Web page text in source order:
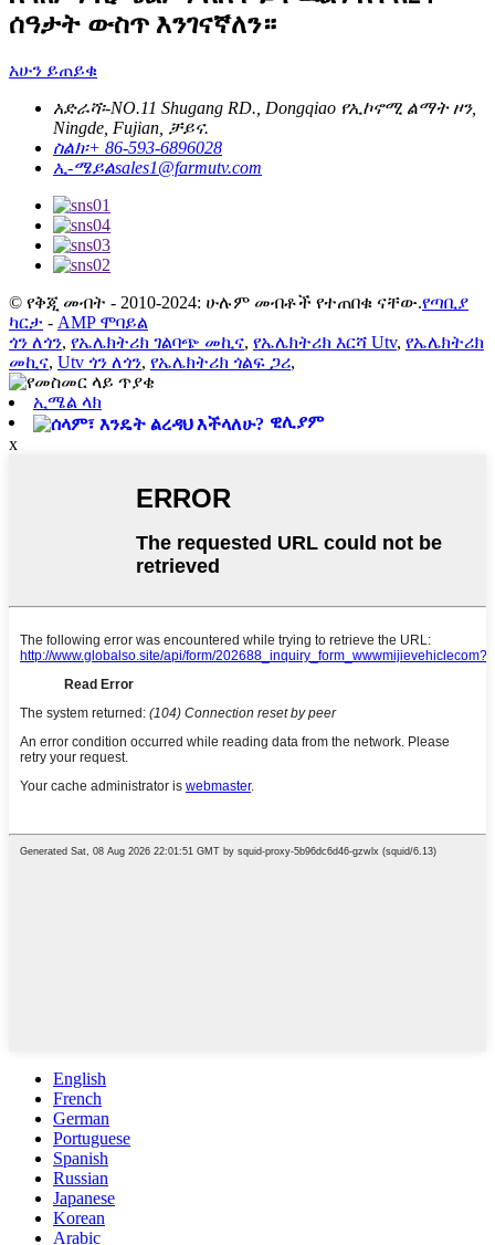
ሰዓታት ውስጥ እንገናኛለን።
አሁን ይጠይቁ
አድራሻ፡-NO.11 Shugang RD., Dongqiao የኢኮኖሚ ልማት ዞን,
Ningde, Fujian, ቻይና.
ስልክ፡+ 86-593-6896028
ኢ-ሜይልsales1@farmutv.com
© የቅጂ መብት - 2010-2024: ሁሉም መብቶች የተጠበቁ ናቸው.የጣቢያ
ካርታ - AMP ሞባይል
ጎን ለጎን, የኤሌክትሪክ ገልባጭ መኪና, የኤሌክትሪክ እርሻ Utv, የኤሌክትሪክ
መኪና, Utv ጎን ለጎን, የኤሌክትሪክ ጎልፍ ጋሪ,
ኢሜል ላክ
ዊሊያም
x
English
French
German
Portuguese
Spanish
Russian
Japanese
Korean
Arabic